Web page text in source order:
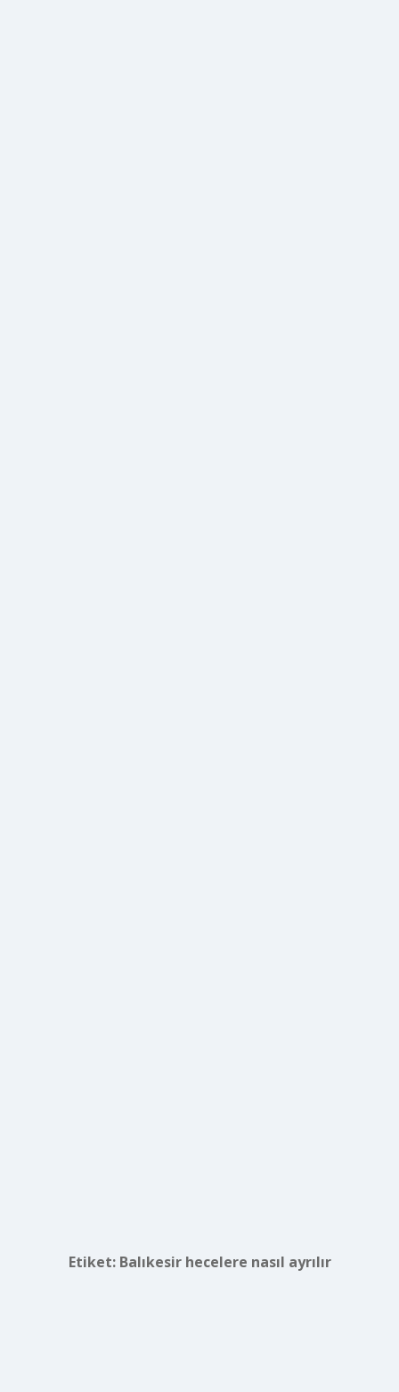
Etiket: Balıkesir hecelere nasıl ayrılır